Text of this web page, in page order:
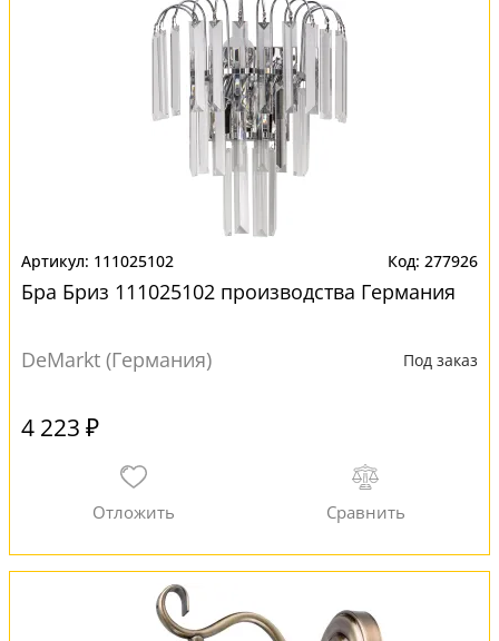
111025102 277926
Бра Бриз 111025102 производства Германия
DeMarkt (Германия) Под заказ
4 223 ₽